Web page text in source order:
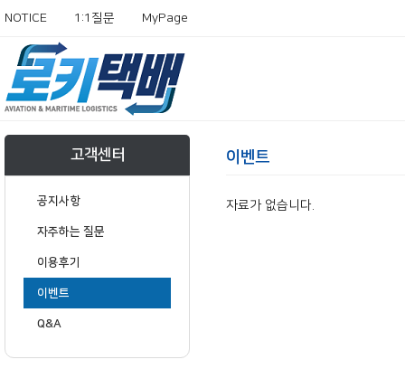
NOTICE 1:1질문 MyPage
고객센터
공지사항
자주하는 질문
이용후기
이벤트
Q&A
이벤트
자료가 없습니다.